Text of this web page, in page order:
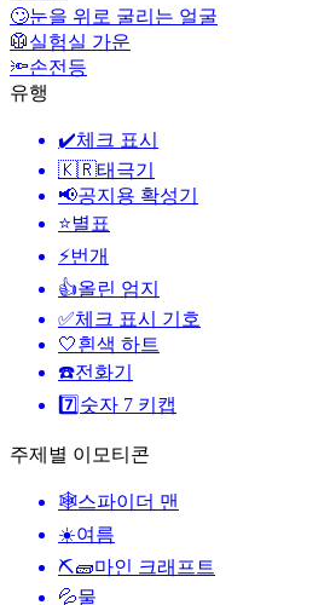
🙄눈을 위로 굴리는 얼굴
🥼실험실 가운
🔦손전등
유행
✔️체크 표시
🇰🇷태극기
📢공지용 확성기
⭐별표
⚡번개
👍올린 엄지
✅체크 표시 기호
🤍흰색 하트
☎️전화기
7️⃣ 숫자 7 키캡
주제별 이모티콘
🕸️스파이더 맨
☀️여름
⛏🧱마인 크래프트
💦물